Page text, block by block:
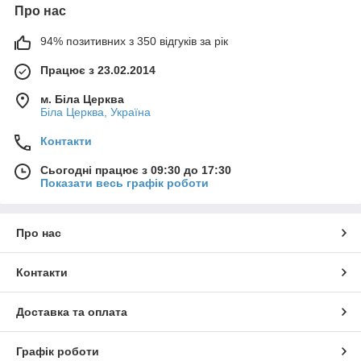
Про нас
94% позитивних з 350 відгуків за рік
Працює з 23.02.2014
м. Біла Церква
Біла Церква, Україна
Контакти
Сьогодні працює з 09:30 до 17:30
Показати весь графік роботи
Про нас
Контакти
Доставка та оплата
Графік роботи